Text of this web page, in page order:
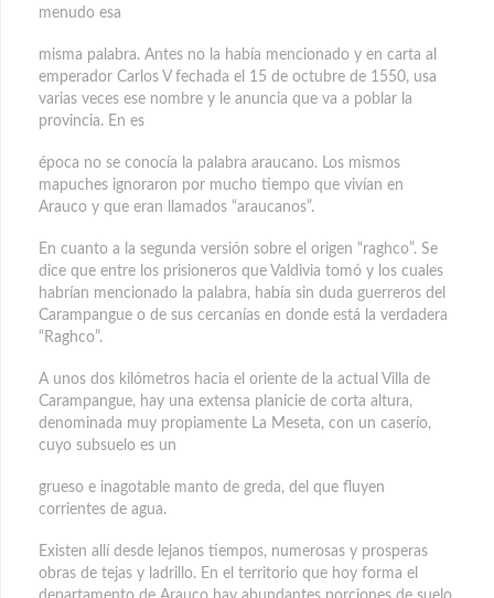
menudo esa
misma palabra. Antes no la había mencionado y en carta al
emperador Carlos V fechada el 15 de octubre de 1550, usa
varias veces ese nombre y le anuncia que va a poblar la
provincia. En es
época no se conocía la palabra araucano. Los mismos
mapuches ignoraron por mucho tiempo que vivían en
Arauco y que eran llamados “araucanos”.
En cuanto a la segunda versión sobre el origen “raghco”. Se
dice que entre los prisioneros que Valdivia tomó y los cuales
habrían mencionado la palabra, había sin duda guerreros del
Carampangue o de sus cercanías en donde está la verdadera
“Raghco”.
A unos dos kilómetros hacia el oriente de la actual Villa de
Carampangue, hay una extensa planicie de corta altura,
denominada muy propiamente La Meseta, con un caserío,
cuyo subsuelo es un
grueso e inagotable manto de greda, del que fluyen
corrientes de agua.
Existen allí desde lejanos tiempos, numerosas y prosperas
obras de tejas y ladrillo. En el territorio que hoy forma el